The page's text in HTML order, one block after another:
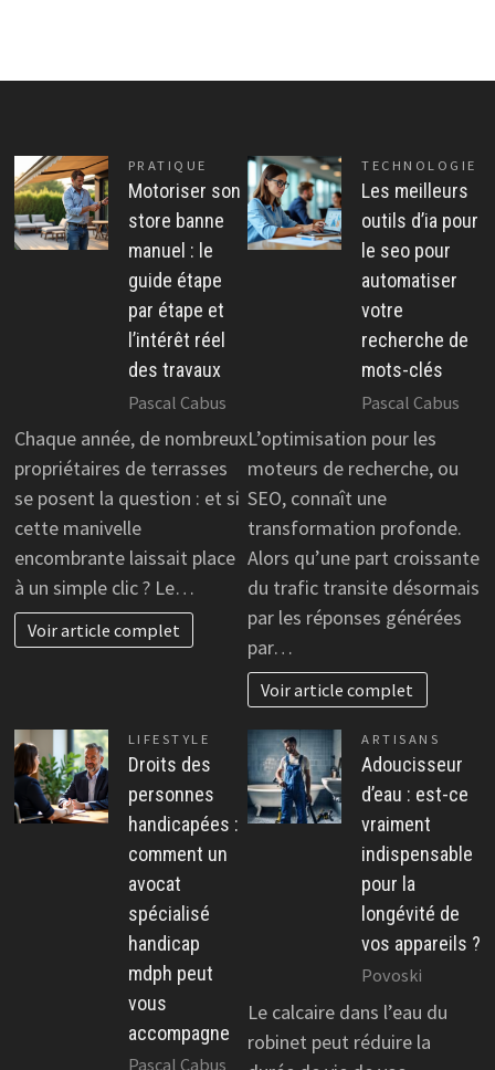
PRATIQUE
Motoriser son
store banne
manuel : le
guide étape
par étape et
l’intérêt réel
des travaux
Pascal Cabus
Chaque année, de nombreux
propriétaires de terrasses
se posent la question : et si
cette manivelle
encombrante laissait place
à un simple clic ? Le…
Voir article complet
TECHNOLOGIE
Les meilleurs
outils d’ia pour
le seo pour
automatiser
votre
recherche de
mots-clés
Pascal Cabus
L’optimisation pour les
moteurs de recherche, ou
SEO, connaît une
transformation profonde.
Alors qu’une part croissante
du trafic transite désormais
par les réponses générées
par…
Voir article complet
LIFESTYLE
Droits des
personnes
handicapées :
comment un
avocat
spécialisé
handicap
mdph peut
vous
accompagne
Pascal Cabus
ARTISANS
Adoucisseur
d’eau : est-ce
vraiment
indispensable
pour la
longévité de
vos appareils ?
Povoski
Le calcaire dans l’eau du
robinet peut réduire la